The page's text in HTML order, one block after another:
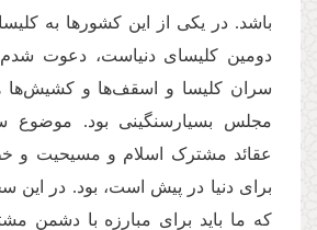
باشد. در یکی از این کشورها به
دومین کلیسای دنیاست، دعوت شدم
سران کلیسا و اسقف‌ها و کشیش‌ها
مجلس بسیارسنگینی بود. موضوع
عقائد مشترک اسلام و مسیحیت و
برای دنیا در پیش است، بود. در این
که ما باید برای مبارزه با دشمن